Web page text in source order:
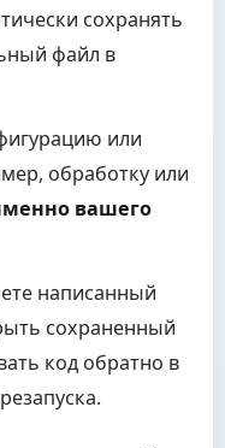
сохранять
файл в
или
обработку или
вашего
написанный
сохраненный
код обратно в